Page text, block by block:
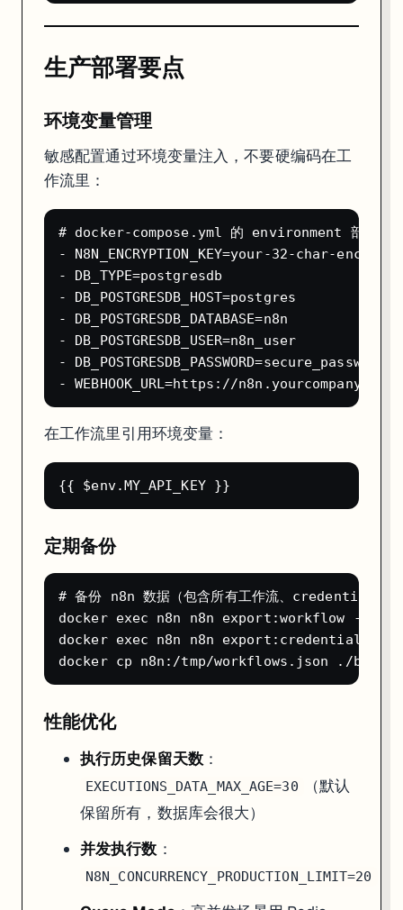
生产部署要点
环境变量管理
敏感配置通过环境变量注入，不要硬编码在工
作流里：
# docker-compose.yml 的 environment 部分
- N8N_ENCRYPTION_KEY=your-32-char-
- DB_TYPE=postgresdb
- DB_POSTGRESDB_HOST=postgres
- DB_POSTGRESDB_DATABASE=n8n
- DB_POSTGRESDB_USER=n8n_user
- DB_POSTGRESDB_PASSWORD=secure_password
在工作流里引用环境变量：
定期备份
# 备份 n8n 数据（包含所有工作流、credentials、
docker exec n8n n8n export:workflow --all
docker exec n8n n8n export:credentials
性能优化
执行历史保留天数：
EXECUTIONS_DATA_MAX_AGE=30
（默认
保留所有，数据库会很大）
并发执行数 ：
N8N_CONCURRENCY_PRODUCTION_LIMIT=20